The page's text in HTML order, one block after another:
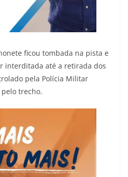
ficou tombada na pista e
interditada até a retirada dos
pela Polícia Militar
trecho.